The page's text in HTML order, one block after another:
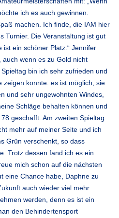
ich es auch gewinnen.
machen. Ich finde, die IAM hier
Turnier. Die Veranstaltung ist gut
ein schöner Platz.“ Jennifer
wenn es zu Gold nicht
bin ich sehr zufrieden und
zeigen konnte: es ist möglich, sie
und sehr ungewohnten Windes,
Schläge behalten können und
geschafft. Am zweiten Spieltag
mehr auf meiner Seite und ich
Grün verschenkt, so dass
Trotz dessen fand ich es ein
mich schon auf die nächsten
eine Chance habe, Daphne zu
auch wieder viel mehr
werden, denn es ist ein
den Behindertensport